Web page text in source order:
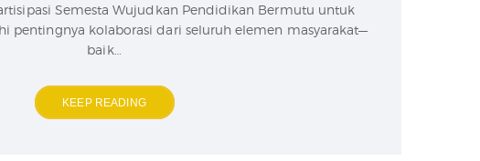
Semesta Wujudkan Pendidikan Bermutu untuk
pentingnya kolaborasi dari seluruh elemen masyarakat—
baik…
KEEP READING